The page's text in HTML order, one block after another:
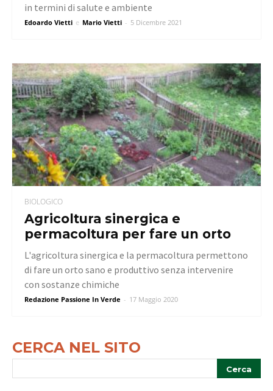
Edoardo Vietti e Mario Vietti - 5 Dicembre 2021
in termini di salute e ambiente
BIOLOGICO
Agricoltura sinergica e
permacoltura per fare un orto
Redazione Passione In Verde - 17 Maggio 2020
L'agricoltura sinergica e la permacoltura permettono
di fare un orto sano e produttivo senza intervenire
con sostanze chimiche
CERCA NEL SITO